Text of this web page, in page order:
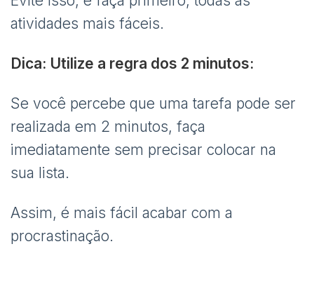
atividades mais fáceis.
Dica: Utilize a regra dos 2 minutos:
Se você percebe que uma tarefa pode ser
realizada em 2 minutos, faça
imediatamente sem precisar colocar na
sua lista.
Assim, é mais fácil acabar com a
procrastinação.